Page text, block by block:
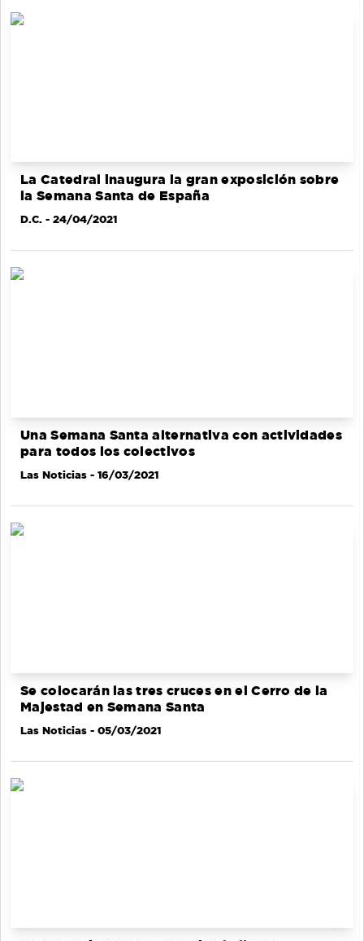
La Catedral inaugura la gran exposición sobre
la Semana Santa de España
D.C. - 24/04/2021
Una Semana Santa alternativa con actividades
para todos los colectivos
Las Noticias - 16/03/2021
Se colocarán las tres cruces en el Cerro de la
Majestad en Semana Santa
Las Noticias - 05/03/2021